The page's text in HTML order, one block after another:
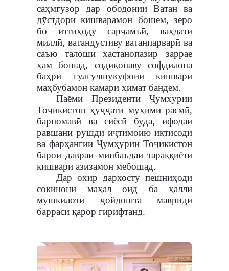
саҳмгузор дар ободонии Ватан ва
дӯстдори кишварамон бошем, зеро
бо иттиҳоду сарҷамъӣ, ваҳдати
миллӣ, ватандӯстиву ватанпарварӣ ва
саъю талоши хастанопазир заррае
ҳам бошад, содиқонаву софдилона
баҳри гулгулшукуфоии кишвари
маҳбубамон камари ҳимат бандем.
Паёми Президенти Ҷумҳурии
Тоҷикистон ҳуҷҷати муҳими расмӣ,
барномавӣ ва сиёсӣ буда, ифодаи
равшани рушди иҷтимоию иқтисодӣ
ва фарҳангии Ҷумҳурии Тоҷикистон
барои давраи минбаъдаи тараққиёти
кишвари азизамон мебошад.
Дар охир дархосту пешниҳоди
сокинони маҳал оид ба ҳалли
мушкилоти ҷойдошта мавриди
баррасӣ қарор гирифтанд.